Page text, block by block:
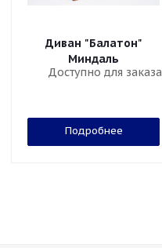
Диван "Балатон"
Миндаль
Доступно для заказа
Подробнее